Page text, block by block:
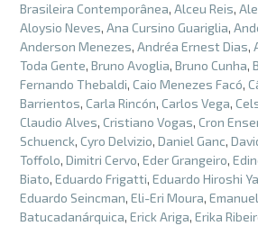
Brasileira Contemporânea, Alceu Reis,
Aloysio Neves, Ana Cursino Guariglia,
Anderson Menezes, Andréa Ernest Dias,
Toda Gente, Bruno Avoglia, Bruno Cunha,
Fernando Thebaldi, Caio Menezes Facó,
Barrientos, Carla Rincón, Carlos Vega,
Claudio Alves, Cristiano Vogas, Cron
Schuenck, Cyro Delvizio, Daniel Ganc,
Toffolo, Dimitri Cervo, Eder Grangeiro,
Biato, Eduardo Frigatti, Eduardo Hiroshi
Eduardo Seincman, Eli-Eri Moura,
Batucadanárquica, Erick Ariga, Erika